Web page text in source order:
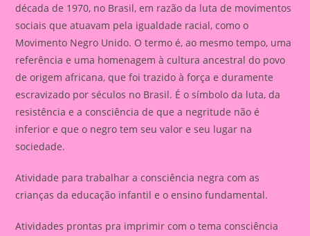
década de 1970, no Brasil, em razão da luta de movimentos
sociais que atuavam pela igualdade racial, como o
Movimento Negro Unido. O termo é, ao mesmo tempo, uma
referência e uma homenagem à cultura ancestral do povo
de origem africana, que foi trazido à força e duramente
escravizado por séculos no Brasil. É o símbolo da luta, da
resistência e a consciência de que a negritude não é
inferior e que o negro tem seu valor e seu lugar na
sociedade.
Atividade para trabalhar a consciência negra com as
crianças da educação infantil e o ensino fundamental.
Atividades prontas pra imprimir com o tema consciência